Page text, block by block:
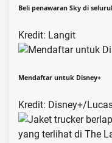
Beli penawaran Sky di
Kredit: Langit
Mendaftar untuk Disney+
Kredit: Disney+/